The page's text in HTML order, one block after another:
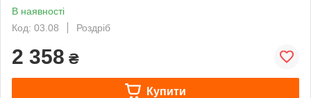
В наявності
Код: 03.08
Роздріб
2 358 ₴
Купити